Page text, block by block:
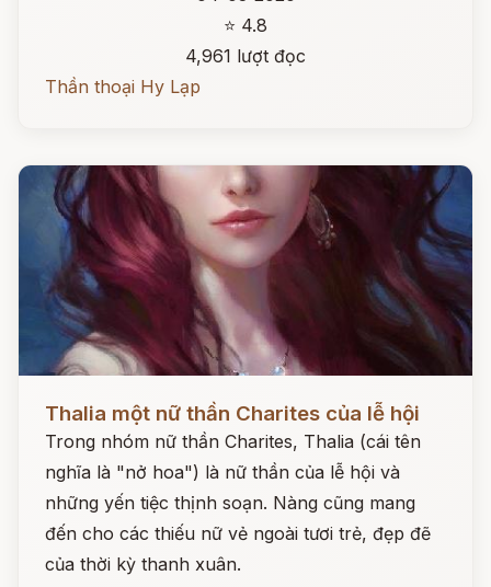
⭐ 4.8
4,961 lượt đọc
Thần thoại Hy Lạp
Thalia một nữ thần Charites của lễ hội
Trong nhóm nữ thần Charites, Thalia (cái tên
nghĩa là "nở hoa") là nữ thần của lễ hội và
những yến tiệc thịnh soạn. Nàng cũng mang
đến cho các thiếu nữ vẻ ngoài tươi trẻ, đẹp đẽ
của thời kỳ thanh xuân.